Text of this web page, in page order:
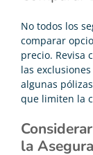
No todos los
comparar
precio. Revisa
las
algunas
que limiten la
la